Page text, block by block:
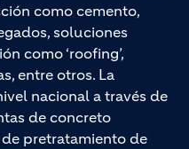
como cemento,
soluciones
como ‘roofing’,
entre otros. La
nacional a través de
de concreto
pretratamiento de